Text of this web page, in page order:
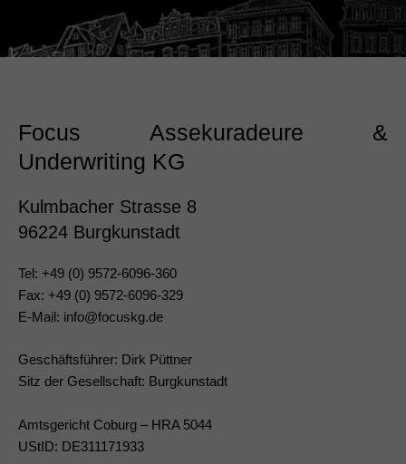
Focus Assekuradeure &
Underwriting KG
Kulmbacher Strasse 8
96224 Burgkunstadt
Tel: +49 (0) 9572-6096-360
Fax: +49 (0) 9572-6096-329
E-Mail: info@focuskg.de
Geschäftsführer: Dirk Püttner
Sitz der Gesellschaft: Burgkunstadt
Amtsgericht Coburg – HRA 5044
UStID: DE311171933